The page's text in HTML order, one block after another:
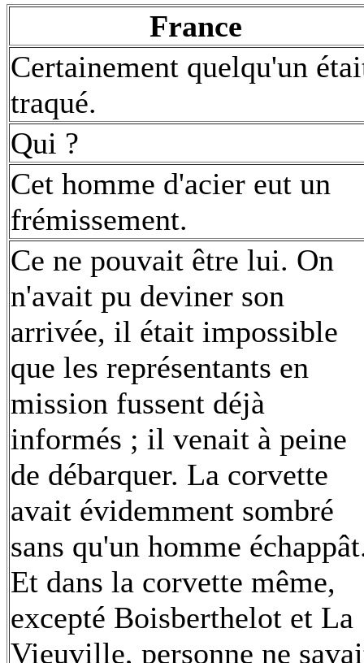
France
Certainement quelqu'un
traqué.
Qui ?
Cet homme d'acier eut un
frémissement.
Ce ne pouvait être lui. On
n'avait pu deviner son
arrivée, il était impossible
que les représentants en
mission fussent déjà
informés ; il venait à peine
de débarquer. La corvette
avait évidemment sombré
sans qu'un homme
Et dans la corvette même,
excepté Boisberthelot et La
Vieuville, personne ne